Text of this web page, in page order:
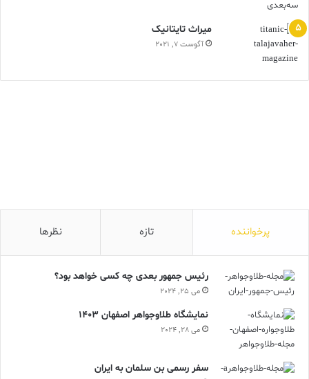
ميراث تايتانيک
آگوست 7, 2021
پرخواننده تازه نظرها
رئیس جمهور بعدی چه کسی خواهد بود؟
می 25, 2024
نمایشگاه طلاوجواهر اصفهان 1403
می 28, 2024
سفر رسمی بن سلمان به ایران